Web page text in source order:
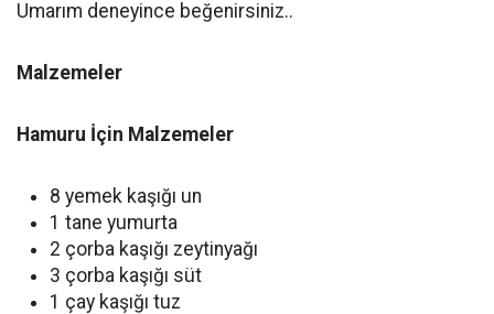
Umarım deneyince beğenirsiniz..
Malzemeler
Hamuru İçin Malzemeler
8 yemek kaşığı un
1 tane yumurta
2 çorba kaşığı zeytinyağı
3 çorba kaşığı süt
1 çay kaşığı tuz